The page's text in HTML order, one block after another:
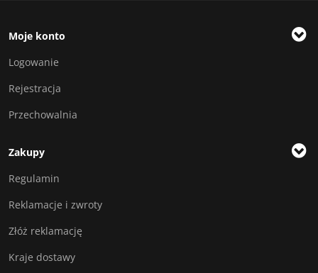
Moje konto
Logowanie
Rejestracja
Przechowalnia
Zakupy
Regulamin
Reklamacje i zwroty
Złóż reklamację
Kraje dostawy